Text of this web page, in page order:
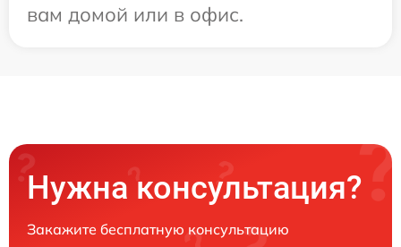
вам домой или в офис.
Нужна консультация?
Закажите бесплатную консультацию